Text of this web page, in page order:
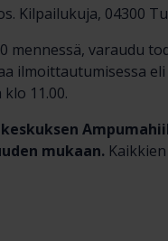
Kilpailukuja, 04300
varaudu
ilmoittautumisessa
11.00.
mukaan.